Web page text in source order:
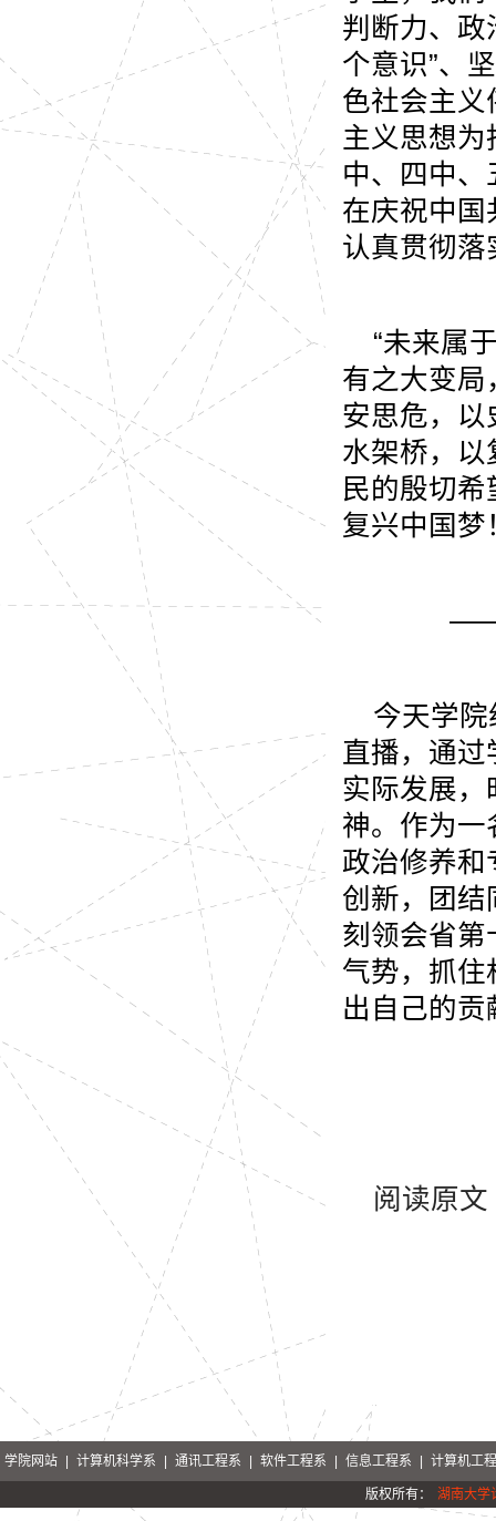
判断力、政
个意识”、
色社会主义
主义思想
中、四中
在庆祝中国
认真贯彻落
“未来属
有之大变局
安思危，以
水架桥，以
民的殷切
复兴中国梦
——
今天学
直播，通
实际发展，
神。作为一
政治修养和
创新，团结
刻领会省第
气势，抓住
出自己的贡
阅读原文
学院网站 | 计算机科学系 | 通讯工程系 | 软件工程系 | 信息工程系 | 计算机工
版权所有： 湖南大学